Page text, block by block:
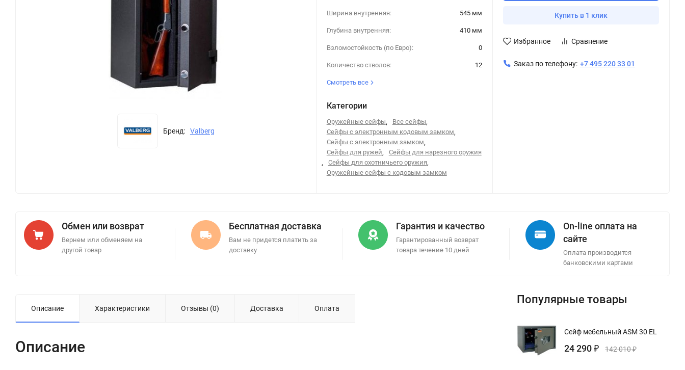
Бренд: Valberg
Ширина внутренняя: 545 мм
Глубина внутренняя: 410 мм
Взломостойкость (по Евро): 0
Количество стволов: 12
Смотреть все
Категории
Оружейные сейфы, Все сейфы,
Сейфы с электронным кодовым замком,
Сейфы с электронным замком,
Сейфы для ружей, Сейфы для нарезного оружия
, Сейфы для охотничьего оружия,
Оружейные сейфы с кодовым замком
Купить в 1 клик
Избранное Сравнение
Заказ по телефону: +7 495 220 33 01
Обмен или возврат
Вернем или обменяем на
другой товар
Бесплатная доставка
Вам не придется платить за
доставку
Гарантия и качество
Гарантированный возврат
товара течение 10 дней
On-line оплата на
сайте
Оплата производится
банковскими картами
Описание Характеристики Отзывы (0) Доставка Оплата
Описание
Популярные товары
Сейф мебельный ASM 30 EL
24 290 ₽ 142 010₽